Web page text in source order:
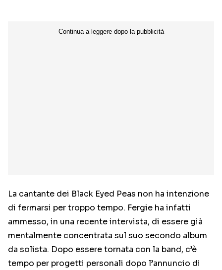
La cantante dei Black Eyed Peas non ha intenzione
di fermarsi per troppo tempo. Fergie ha infatti
ammesso, in una recente intervista, di essere già
mentalmente concentrata sul suo secondo album
da solista. Dopo essere tornata con la band, c’è
tempo per progetti personali dopo l’annuncio di